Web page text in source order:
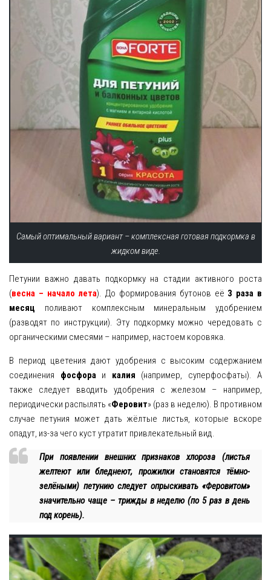
Самый оптимальный вариант – комплексная готовая подкормка в
жидком виде.
Петунии важно давать подкормку на стадии активного роста
(весна – начало лета). До формирования бутонов её 3 раза в
месяц поливают комплексным минеральным удобрением
(разводят по инструкции). Эту подкормку можно чередовать с
органическими смесями – например, настоем коровяка.
В период цветения дают удобрения с высоким содержанием
соединения фосфораи калия (например, суперфосфаты). А
также следует вводить удобрения с железом – например,
периодически распылять «Феровит» (раз в неделю). В противном
случае петуния может дать жёлтые листья, которые вскоре
опадут, из-за чего куст утратит привлекательный вид.
При появлении внешних признаков хлороза (листья
желтеют или бледнеют, прожилки становятся тёмно-
зелёными) петунию следует опрыскивать «Феровитом»
значительно чаще – трижды в неделю (по 5 раз в день
под корень).